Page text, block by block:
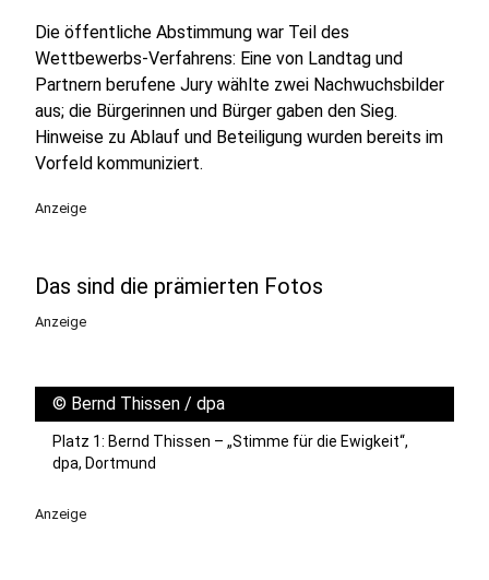
Die öffentliche Abstimmung war Teil des
Wettbewerbs‑Verfahrens: Eine von Landtag und
Partnern berufene Jury wählte zwei Nachwuchsbilder
aus; die Bürgerinnen und Bürger gaben den Sieg.
Hinweise zu Ablauf und Beteiligung wurden bereits im
Vorfeld kommuniziert.
Anzeige
Das sind die prämierten Fotos
Anzeige
© Bernd Thissen / dpa
Platz 1: Bernd Thissen – „Stimme für die Ewigkeit“,
dpa, Dortmund
Anzeige